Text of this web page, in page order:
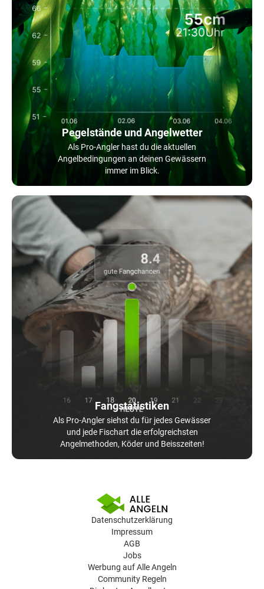
Pegelstände und Angelwetter
Als Pro-Angler hast du die aktuellen
Angelbedingungen an deinen Gewässern
immer im Blick.
Fangstatistiken
Als Pro-Angler siehst du für jedes Gewässer
und jede Fischart die erfolgreichsten
Angelmethoden, Köder und Beisszeiten!
Datenschutzerklärung
Impressum
AGB
Jobs
Werbung auf Alle Angeln
Community Regeln